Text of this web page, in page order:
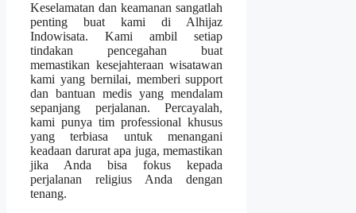
Keselamatan dan keamanan sangatlah
penting buat kami di Alhijaz
Indowisata. Kami ambil setiap
tindakan pencegahan buat
memastikan kesejahteraan wisatawan
kami yang bernilai, memberi support
dan bantuan medis yang mendalam
sepanjang perjalanan. Percayalah,
kami punya tim professional khusus
yang terbiasa untuk menangani
keadaan darurat apa juga, memastikan
jika Anda bisa fokus kepada
perjalanan religius Anda dengan
tenang.